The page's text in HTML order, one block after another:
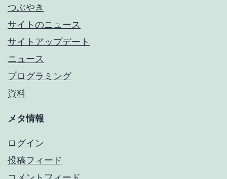
つぶやき
サイトのニュース
サイトアップデート
ニュース
プログラミング
資料
メタ情報
ログイン
投稿フィード